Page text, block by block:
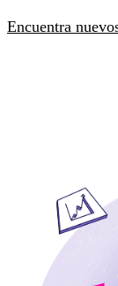
Encuentra